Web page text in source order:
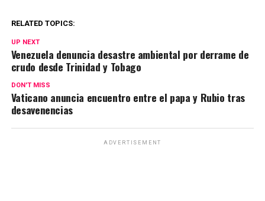
RELATED TOPICS:
UP NEXT
Venezuela denuncia desastre ambiental por derrame de
crudo desde Trinidad y Tobago
DON'T MISS
Vaticano anuncia encuentro entre el papa y Rubio tras
desavenencias
ADVERTISEMENT